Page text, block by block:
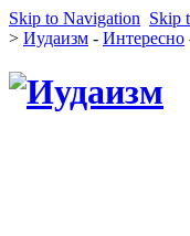
Skip to Navigation Skip
> Иудаизм - Интересно